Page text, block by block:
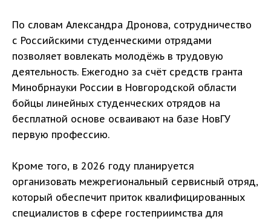
По словам Александра Дронова, сотрудничество
с Российскими студенческими отрядами
позволяет вовлекать молодёжь в трудовую
деятельность. Ежегодно за счёт средств гранта
Минобрнауки России в Новгородской области
бойцы линейных студенческих отрядов на
бесплатной основе осваивают на базе НовГУ
первую профессию.
Кроме того, в 2026 году планируется
организовать межрегиональный сервисный отряд,
который обеспечит приток квалифицированных
специалистов в сфере гостеприимства для